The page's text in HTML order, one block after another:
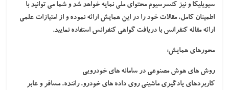
سیویلیکا و نیز کنسرسیوم محتوای ملی نمایه خواهد شد و شما می توانید با
اطمینان کامل، مقالات خود را در این همایش ارائه نموده و از امتیازات علمی
ارائه مقاله کنفرانس با دریافت گواهی کنفرانس استفاده نمایید.
محورهای همایش:
روش های هوش مصنوعی در سامانه های خودرویی
کاربردهای یادگیری ماشینی روی داده های خودرو، راننده، مسافر و عابر